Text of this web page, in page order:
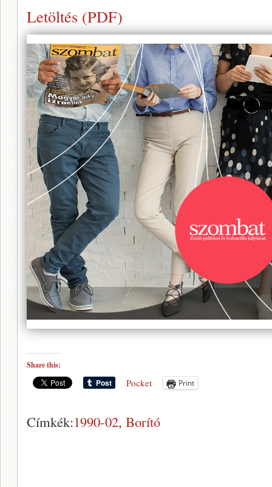
Letöltés (PDF)
Share this:
Pocket Print
Címkék:1990-02, Borító